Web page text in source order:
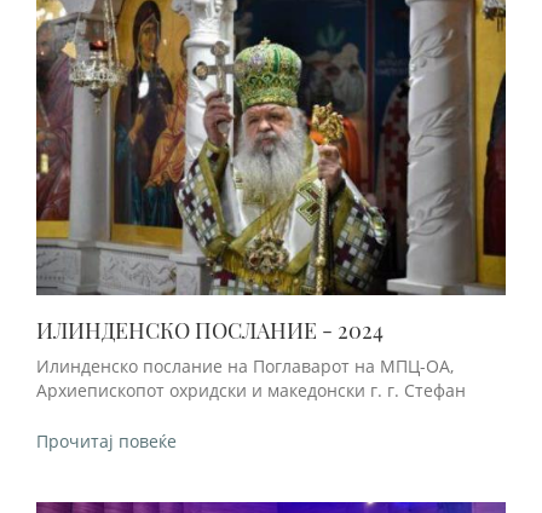
ИЛИНДЕНСКО ПОСЛАНИЕ - 2024
Илинденско послание на Поглаварот на МПЦ-ОА,
Архиепископот охридски и македонски г. г. Стефан
Прочитај повеќе